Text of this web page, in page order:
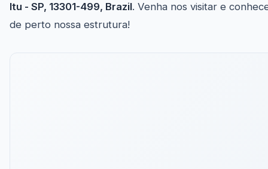
Itu - SP, 13301-499, Brazil. Venha nos visitar e
de perto nossa estrutura!